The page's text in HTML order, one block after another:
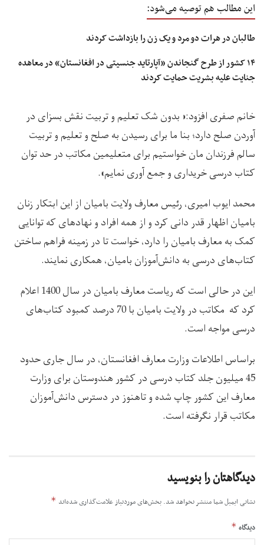
این مطالب هم توصیه می‌شود:
طالبان در هرات دو مرد و یک زن را بازداشت کردند
۱۴ کشور از طرح گنجاندن «آپارتاید جنسیتی در افغانستان» در معاهده
جنایت علیه بشریت حمایت کردند
خانم صفری افزود:« بدون شک تعلیم و تربیت نقش بسزای در
آوردن صلح دارد؛ بنا ما برای رسیدن به صلح و تعلیم و تربیت
سالم فرزندان مان خواستیم برای متعلیمین مکاتب در حد توان
کتاب درسی خریداری و جمع آوری نمایم».
محمد ایوب امیری، رئیس معارف ولایت بامیان از این ابتکار زنان
بامیان اظهار قدر دانی کرد و از همه افراد و نهاد‌های که توانایی
کمک به معارف بامیان را دارد، خواست تا در زمینه فراهم ساختن
کتاب‌های درسی به دانش‌آموزان بامیان، همکاری نمایند.
این در حالی است که ریاست معارف بامیان در سال 1400 اعلام
کرد که مکاتب در ولایت بامیان با 70 درصد کمبود کتاب‌های
درسی مواجه است.
براساس اطلاعات وزارت معارف افغانستان، در سال جاری حدود
45 میلیون جلد کتاب درسی در کشور هندوستان برای وزارت
معارف این کشور چاپ شده و تاهنوز در دسترس دانش‌آموزان
مکاتب قرار نگرفته است.
دیدگاهتان را بنویسید
نشانی ایمیل شما منتشر نخواهد شد. بخش‌های موردنیاز علامت‌گذاری شده‌اند *
دیدگاه *